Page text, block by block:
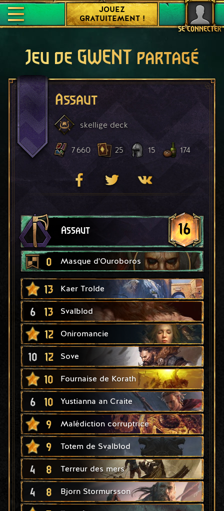
SE CONNECTER
JOUEZ
GRATUITEMENT !
Jeu de GWENT partagé
Assaut
skellige deck
7 660 25 15 174
Assaut 16
0 Masque d'Ouroboros
13 Kaer Trolde
6 13 Svalblod
12 Oniromancie
10 12 Sove
10 Fournaise de Korath
6 10 Yustianna an Craite
9 Malédiction corruptrice
9 Totem de Svalblod
4 8 Terreur des mers
4 8 Bjorn Stormursson